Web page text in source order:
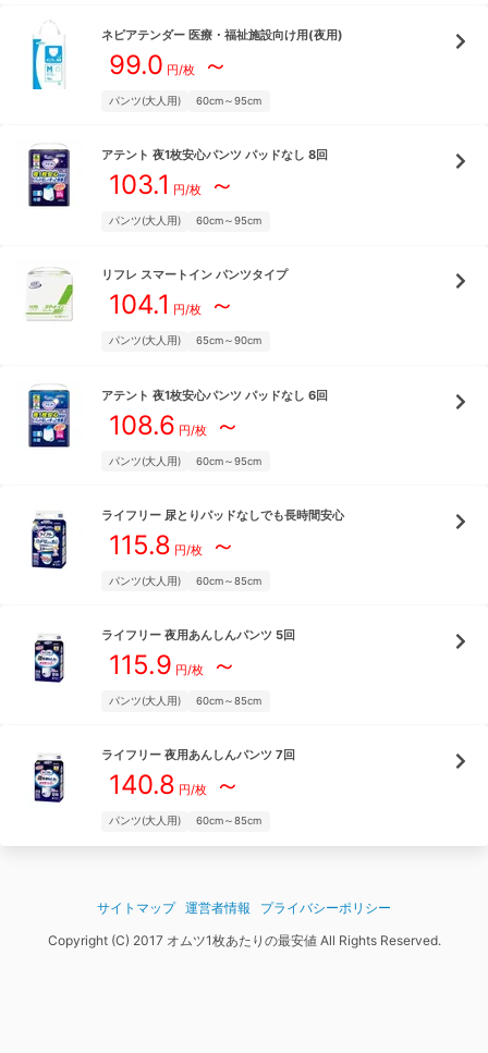
ネピアテンダー 医療・福祉施設向け用(夜用)
99.0 円/枚～
パンツ(大人用) 60cm～95cm
アテント 夜1枚安心パンツ パッドなし 8回
103.1 円/枚～
パンツ(大人用) 60cm～95cm
リフレ スマートイン パンツタイプ
104.1 円/枚～
パンツ(大人用) 65cm～90cm
アテント 夜1枚安心パンツ パッドなし 6回
108.6 円/枚～
パンツ(大人用) 60cm～95cm
ライフリー 尿とりパッドなしでも長時間安心
115.8 円/枚～
パンツ(大人用) 60cm～85cm
ライフリー 夜用あんしんパンツ 5回
115.9 円/枚～
パンツ(大人用) 60cm～85cm
ライフリー 夜用あんしんパンツ 7回
140.8 円/枚～
パンツ(大人用) 60cm～85cm
サイトマップ 運営者情報
プライバシーポリシー
Copyright (C) 2017 オムツ1枚あたりの最安値 All Rights Reserved.